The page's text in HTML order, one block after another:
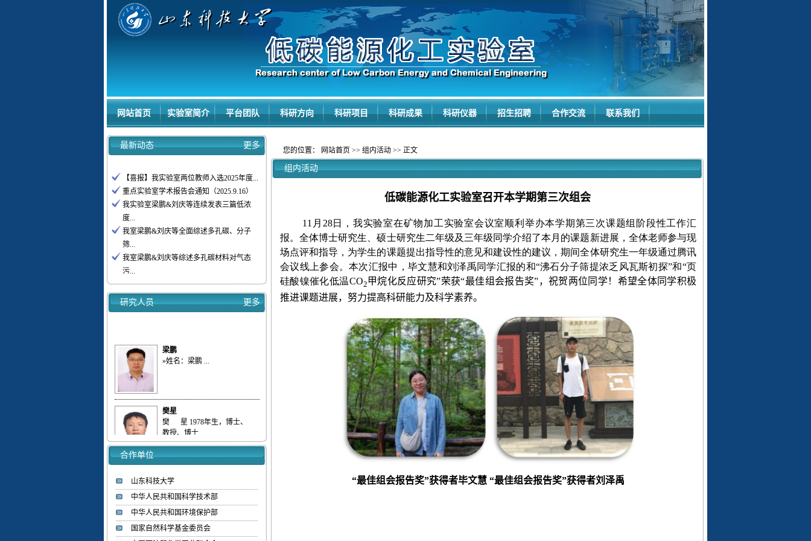
网站首页 实验室简介 平台团队 科研方向 科研项目 科研成果 科研仪器 招生招聘 合作交流 联系我们
最新动态 更多
【喜报】我实验室两位教师入选2025年度...
重点实验室学术报告会通知（2025.9.16）
我实验室梁鹏&刘庆等连续发表三篇低浓
度...
我室梁鹏&刘庆等全面综述多孔碳、分子
筛...
我室梁鹏&刘庆等综述多孔碳材料对气态
污...
【喜报】我实验室研究生获批山东省优秀...
热烈欢迎李彦坤博士加入低碳能源化工实验
研究人员 更多
梁鹏
»姓名：梁鹏 ...
樊星
樊 星 1978年生，博士、
教授、博士...
赵国明
»姓名：赵国明 ...
刘庆
»姓名：刘庆 ...
合作单位
山东科技大学
中华人民共和国科学技术部
中华人民共和国环境保护部
国家自然科学基金委员会
您的位置： 网站首页 >> 组内活动 >> 正文
组内活动
低碳能源化工实验室召开本学期第三次组会
11月28日，我实验室在矿物加工实验室会议室顺利举办本学期第三次课题组阶段性工作汇
报。全体博士研究生、硕士研究生二年级及三年级同学介绍了本月的课题新进展，全体老师参与现
场点评和指导，为学生的课题提出指导性的意见和建设性的建议，期间全体研究生一年级通过腾讯
会议线上参会。本次汇报中，毕文慧和刘泽禹同学汇报的和“沸石分子筛提浓乏风瓦斯初探”和“页
硅酸镍催化低温CO2 甲烷化反应研究”荣获“最佳组会报告奖”，祝贺两位同学！希望全体同学积极
推进课题进展，努力提高科研能力及科学素养。
“最佳组会报告奖”获得者毕文慧 “最佳组会报告奖”获得者刘泽禹